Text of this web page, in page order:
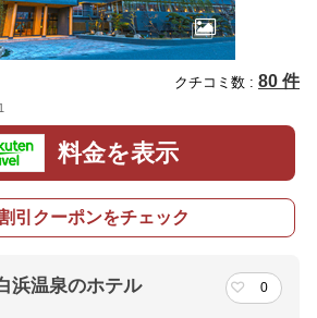
クチコミ数 : 80 件
料金を表示
引クーポンをチェック
浜温泉のホテル 0